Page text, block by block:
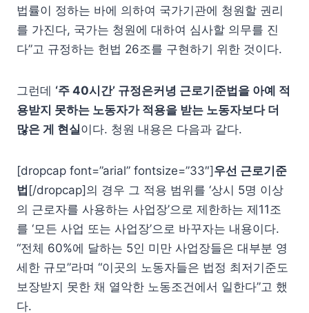
법률이 정하는 바에 의하여 국가기관에 청원할 권리
를 가진다, 국가는 청원에 대하여 심사할 의무를 진
다”고 규정하는 헌법 26조를 구현하기 위한 것이다.
그런데 ‘주 40시간’ 규정은커녕 근로기준법을 아예 적
용받지 못하는 노동자가 적용을 받는 노동자보다 더
많은 게 현실이다. 청원 내용은 다음과 같다.
[dropcap font=”arial” fontsize=”33″] 우선 근로기준
법 [/dropcap]의 경우 그 적용 범위를 ‘상시 5명 이상
의 근로자를 사용하는 사업장’으로 제한하는 제11조
를 ‘모든 사업 또는 사업장’으로 바꾸자는 내용이다.
“전체 60%에 달하는 5인 미만 사업장들은 대부분 영
세한 규모”라며 “이곳의 노동자들은 법정 최저기준도
보장받지 못한 채 열악한 노동조건에서 일한다”고 했
다.